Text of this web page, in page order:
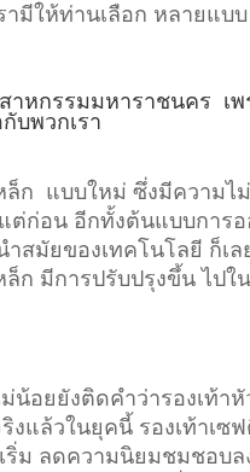
ามีให้ท่านเลือก หลายแบบ
าหกรรมมหาราชนคร เ
บพวกเรา
ล็ก แบบใหม่ ซึ่งมีความไ
แต่ก่อน อีกทั้งต้นแบบการ
สมัยของเทคโนโลยี ก็เล
ล็ก มีการปรับปรุงขึ้น ไปใ
น้อยยังติดคำว่ารองเท้าหั
งแล้วในยุคนี้ รองเท้าเซ
ริ่ม ลดความนิยมชมชอบล